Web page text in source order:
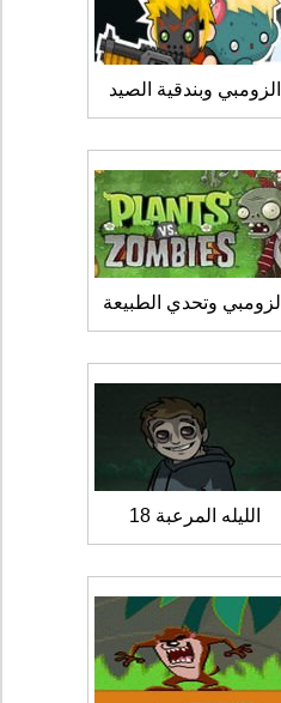
الزومبي وبندقية الصيد
الزومبي وتحدي الطبيعة
الليله المرعبة 18